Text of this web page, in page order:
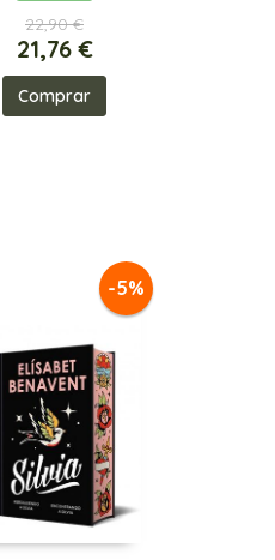
22,90 €
21,76 €
Comprar
-5%